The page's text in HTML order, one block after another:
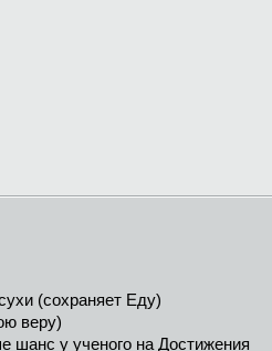
(сохраняет Еду)
веру)
шанс у ученого на Достижения